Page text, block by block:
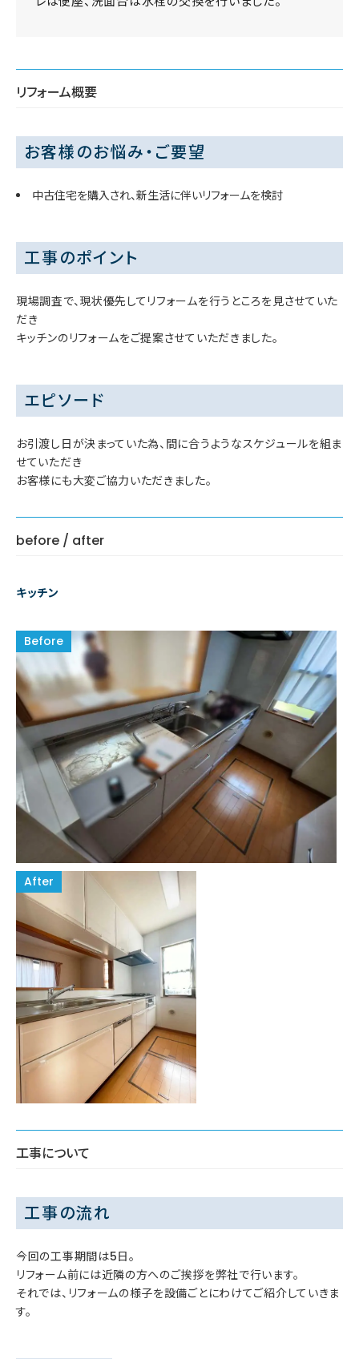
リフォーム概要
お客様のお悩み・ご要望
中古住宅を購入され、新生活に伴いリフォームを検討
工事のポイント
現場調査で、現状優先してリフォームを行うところを見させていた
だき
キッチンのリフォームをご提案させていただきました。
エピソード
お引渡し日が決まっていた為、間に合うようなスケジュールを組ま
せていただき
お客様にも大変ご協力いただきました。
before / after
キッチン
工事について
工事の流れ
今回の工事期間は5日。
リフォーム前には近隣の方へのご挨拶を弊社で行います。
それでは、リフォームの様子を設備ごとにわけてご紹介していきま
す。